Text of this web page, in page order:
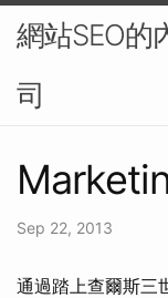
網站SEO的
司
Sep 22, 2013
通過踏上查爾斯三